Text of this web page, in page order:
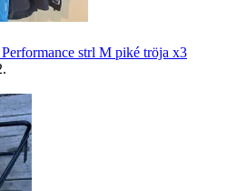
strl M piké tröja x3
.